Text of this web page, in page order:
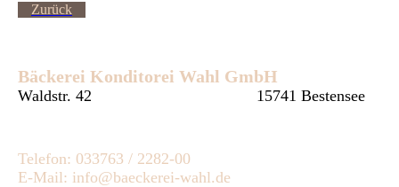
Zurück
Bäckerei Konditorei Wahl GmbH
Waldstr. 42 15741 Bestensee
Telefon: 033763 / 2282-00
E-Mail: info@baeckerei-wahl.de